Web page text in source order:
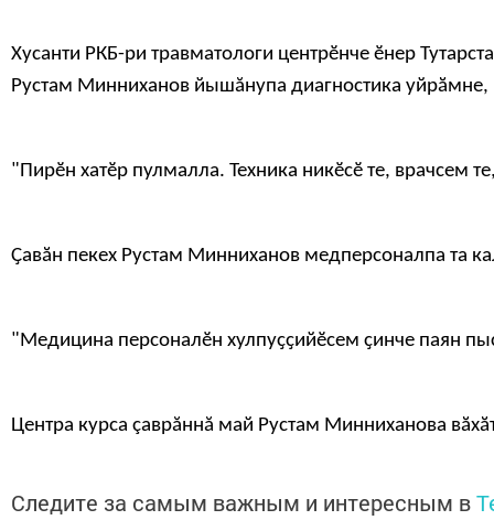
Хусанти РКБ-ри травматологи центрӗнче ӗнер
Рустам Минниханов йышăнупа диагностика уйрӑмне,
"Пирӗн хатӗр пулмалла. Техника никӗсӗ те, врачсем
Ҫавӑн пекех Рустам Минниханов медперсоналпа та
"Медицина персоналӗн хулпуҫҫийӗсем ҫинче паян
Центра курса çаврăннă май Рустам Минниханова
Следите за самым важным и интересным в